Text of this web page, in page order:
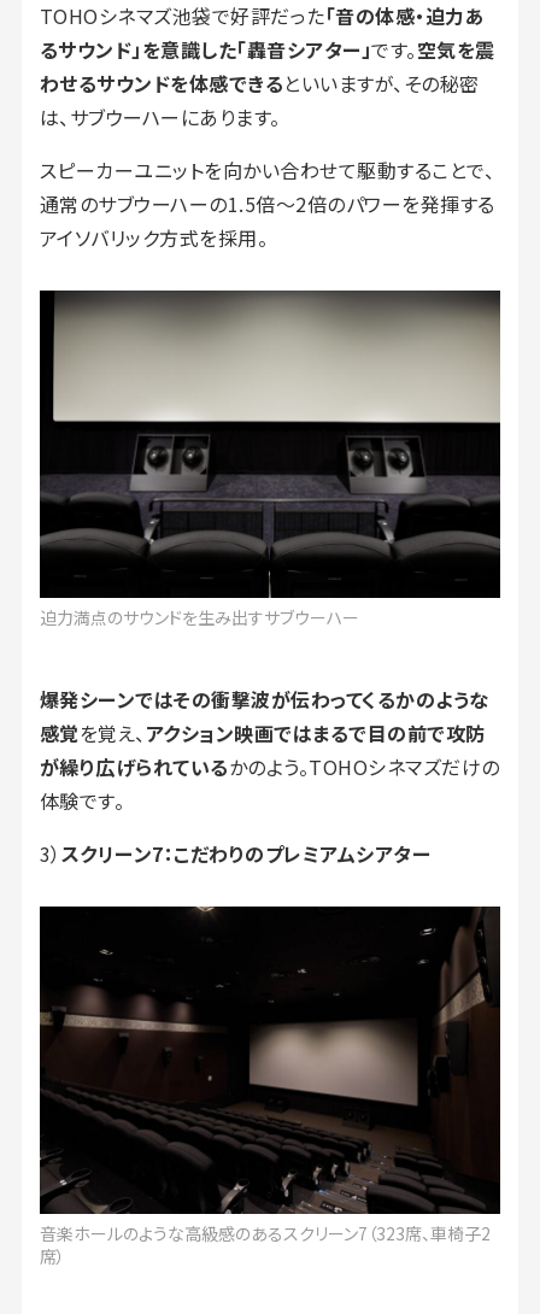
TOHOシネマズ池袋で好評だった「音の体感・迫力あ
るサウンド」を意識した「轟音シアター」です。空気を震
わせるサウンドを体感できるといいますが、その秘密
は、サブウーハーにあります。
スピーカーユニットを向かい合わせて駆動することで、
通常のサブウーハーの1.5倍～2倍のパワーを発揮する
アイソバリック方式を採用。
迫力満点のサウンドを生み出すサブウーハー
爆発シーンではその衝撃波が伝わってくるかのような
感覚を覚え、アクション映画ではまるで目の前で攻防
が繰り広げられているかのよう。TOHOシネマズだけの
体験です。
3） スクリーン7：こだわりのプレミアムシアター
音楽ホールのような高級感のあるスクリーン7（323席、車椅子2
席）